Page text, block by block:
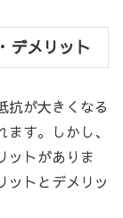
デメリット
抗が大きくなる
す。しかし、
ットがありま
ットとデメリッ